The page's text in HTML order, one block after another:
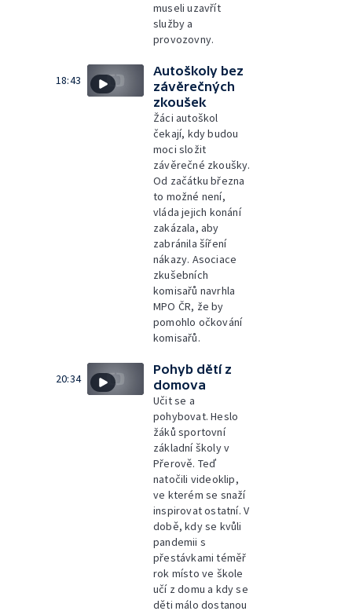
museli uzavřít
služby a
provozovny.
18:43
Autoškoly bez
závěrečných
zkoušek
Žáci autoškol
čekají, kdy budou
moci složit
závěrečné zkoušky.
Od začátku března
to možné není,
vláda jejich konání
zakázala, aby
zabránila šíření
nákazy. Asociace
zkušebních
komisařů navrhla
MPO ČR, že by
pomohlo očkování
komisařů.
20:34
Pohyb dětí z
domova
Učit se a
pohybovat. Heslo
žáků sportovní
základní školy v
Přerově. Teď
natočili videoklip,
ve kterém se snaží
inspirovat ostatní. V
době, kdy se kvůli
pandemii s
přestávkami téměř
rok místo ve škole
učí z domu a kdy se
děti málo dostanou